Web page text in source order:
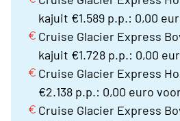
kajuit €1.589 p.p.: 0,00
Cruise Glacier Express
kajuit €1.728 p.p.: 0,00
Cruise Glacier Express
€2.138 p.p.: 0,00 euro
Cruise Glacier Express